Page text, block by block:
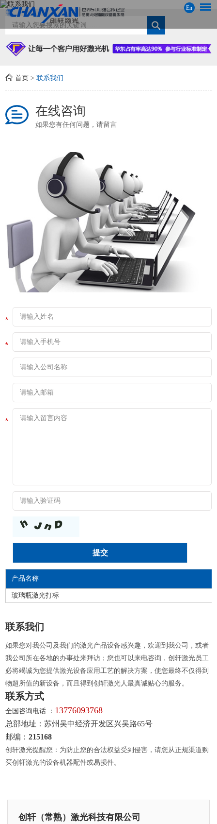
En
首页 >联系我们
在线咨询
如果您有任何问题，请留言
产品名称
玻璃瓶激光打标
联系我们
如果您对我公司及我们的激光产品设备感兴趣，欢迎到我公司，或者
我公司所在各地的办事处来拜访；您也可以来电咨询，创轩激光员工
必将竭诚为您提供激光设备应用工艺的解决方案，使您最终不仅得到
物超所值的新设备，而且得到创轩激光人最真诚贴心的服务。
联系方式
全国咨询电话 ： 13776093768
总部地址：苏州吴中经济开发区兴吴路65号
邮编：215168
创轩激光提醒您：为防止您的合法权益受到侵害，请您从正规渠道购
买创轩激光的设备机器配件或易损件。
创轩（常熟）激光科技有限公司